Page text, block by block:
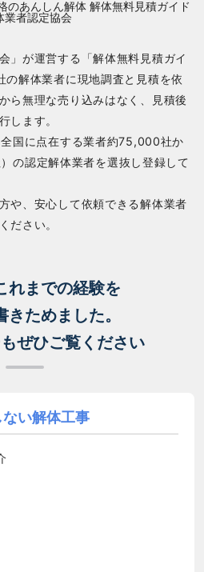
」が運営する「解体無料見積ガイ
の解体業者に現地調査と見積を依
ら無理な売り込みはなく、見積後
します。
国に点在する業者約75,000社か
の認定解体業者を選抜し登録して
や、安心して依頼できる解体業者
ださい。
れまでの経験を
きためました。
ぜひご覧ください
ない解体工事